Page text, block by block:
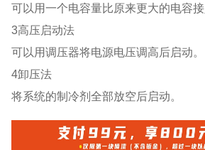
可以用一个电容量比原来更大的电容接
3高压启动法
可以用调压器将电源电压调高后启动。
4卸压法
将系统的制冷剂全部放空后启动。